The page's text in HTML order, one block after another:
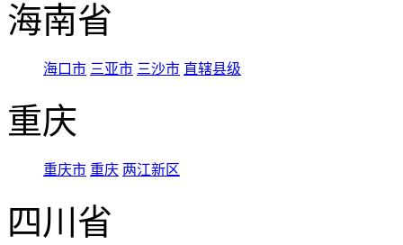
海南省
海口市 三亚市 三沙市 直辖县级
重庆
重庆市 重庆 两江新区
四川省